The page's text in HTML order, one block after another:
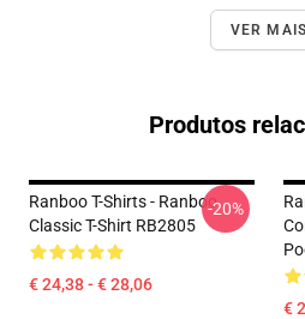
VER MAIS
Produtos
Ranboo T-Shirts - Ranboo
Classic T-Shirt RB2805
€ 24,38 - € 28,06
-20%
€